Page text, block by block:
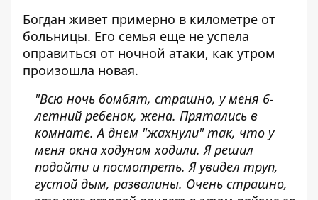
Богдан живет примерно в километре от
больницы. Его семья еще не успела
оправиться от ночной атаки, как утром
произошла новая.
"Всю ночь бомбят, страшно, у меня 6-
летний ребенок, жена. Прятались в
комнате. А днем "жахнули" так, что у
меня окна ходуном ходили. Я решил
подойти и посмотреть. Я увидел труп,
густой дым, развалины. Очень страшно,